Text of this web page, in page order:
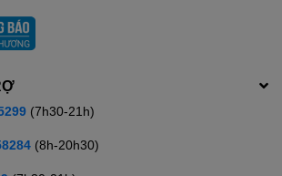
(7h30-21h)
(8h-20h30)